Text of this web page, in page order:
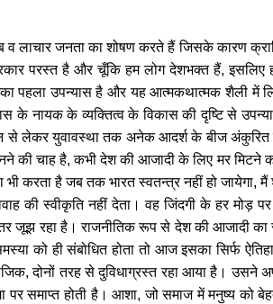
व लाचार जनता का शोषण करते हैं जिसके कारण
परस्त है और चूँकि हम लोग देशभक्त हैं, इसलिए
पहला उपन्यास है और यह आत्मकथात्मक शैली में
के नायक के व्यक्तित्व के विकास की दृष्टि से
से लेकर युवावस्था तक अनेक आदर्श के बीज
की चाह है, कभी देश की आजादी के लिए मर मिटने
करता है जब तक भारत स्वतन्त्र नहीं हो जायेगा, मैं
की स्वीकृति नहीं देता। वह जिंदगी के हर मोड़ पर
जूझ रहा है। राजनीतिक रूप से देश की आजादी
को ही संबोधित होता तो आज इसका सिर्फ
दोनों तरह से दुविधाग्रस्त रहा आया है। उसने
समाप्त होती है। आशा, जो समाज में मनुष्य को